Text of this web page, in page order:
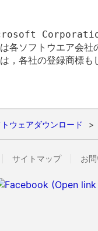
Corporation
各ソフトウエア会社
，各社の登録商標も
トウェアダウンロード
サイトマップ お